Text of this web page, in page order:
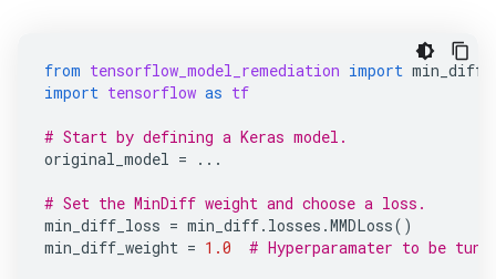
from tensorflow_model_remediation import min_diff
import tensorflow as tf
# Start by defining a Keras model.
original_model = ...
# Set the MinDiff weight and choose a loss.
min_diff_loss = min_diff. losses .MMDLoss()
min_diff_weight = 1.0 # Hyperparamater to be